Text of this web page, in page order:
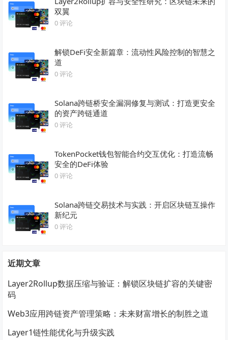
双翼
0 评论
解锁DeFi安全新篇章：流动性风险控制的智慧之
道
0 评论
Solana跨链桥安全漏洞修复与测试：打造更安全
的资产跨链通道
0 评论
TokenPocket钱包智能合约交互优化：打造流畅
安全的DeFi体验
0 评论
Solana跨链交易技术与实践：开启区块链互操作
新纪元
0 评论
近期文章
Layer2Rollup数据压缩与验证：解锁区块链扩容的关键密
码
Web3应用跨链资产管理策略：未来财富增长的制胜之道
Layer1链性能优化与升级实践